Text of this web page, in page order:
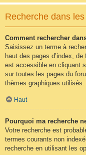
Recherche dans
Comment rechercher
Saisissez un terme à
haut des pages d’index,
est accessible en cliquant
sur toutes les pages du
thèmes graphiques utilisés.
Haut
Pourquoi ma recherche
Votre recherche est
termes courants non
recherche en utilisant les